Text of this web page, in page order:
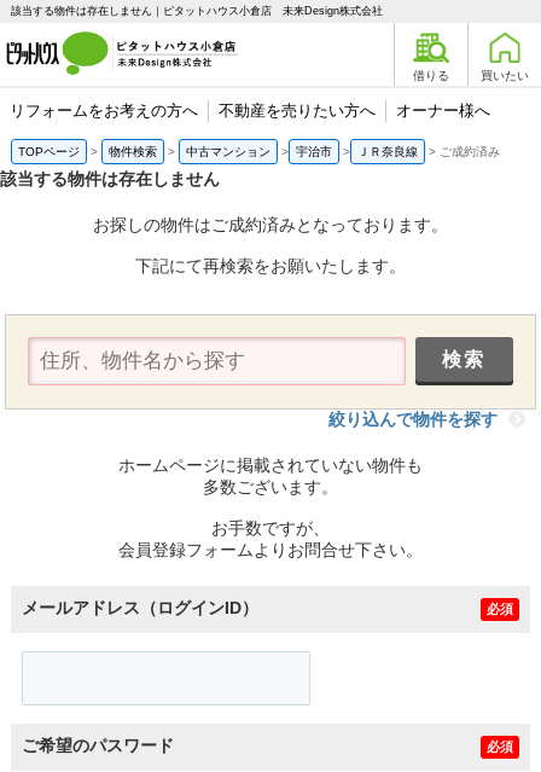
該当する物件は存在しません｜ピタットハウス小倉店 未来Design株式会社
借りる 買いたい
リフォームをお考えの方へ 不動産を売りたい方へ オーナー様へ
TOPページ 物件検索 中古マンション 宇治市 ＪＲ奈良線 ご成約済み
該当する物件は存在しません
お探しの物件はご成約済みとなっております。
下記にて再検索をお願いたします。
絞り込んで物件を探す
ホームページに掲載されていない物件も
多数ございます。
お手数ですが、
会員登録フォームよりお問合せ下さい。
メールアドレス（ログインID） 必須
ご希望のパスワード 必須